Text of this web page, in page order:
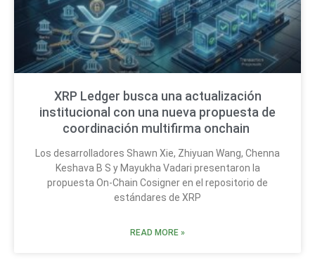
XRP Ledger busca una actualización
institucional con una nueva propuesta de
coordinación multifirma onchain
Los desarrolladores Shawn Xie, Zhiyuan Wang, Chenna
Keshava B S y Mayukha Vadari presentaron la
propuesta On-Chain Cosigner en el repositorio de
estándares de XRP
READ MORE »